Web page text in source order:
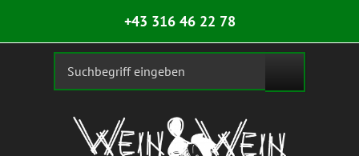
+43 316 46 22 78